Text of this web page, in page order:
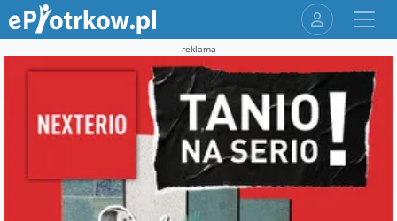
reklama